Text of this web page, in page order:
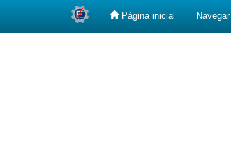
Página inicial Navegar